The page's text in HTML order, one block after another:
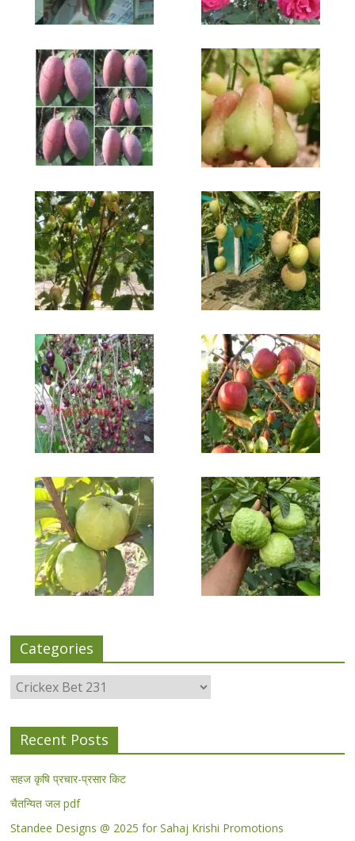
Categories
Categories
Recent Posts
सहज कृषि प्रचार-प्रसार किट
चैतन्यित जल pdf
Standee Designs @ 2025 for Sahaj Krishi Promotions